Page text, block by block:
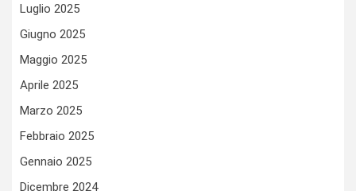
Luglio 2025
Giugno 2025
Maggio 2025
Aprile 2025
Marzo 2025
Febbraio 2025
Gennaio 2025
Dicembre 2024